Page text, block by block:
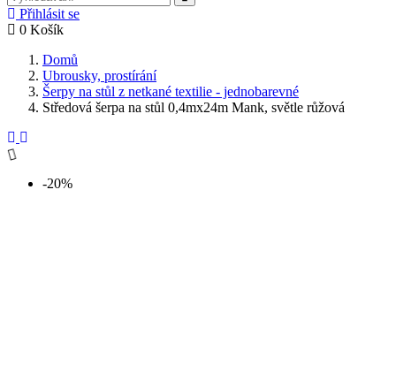
Přihlásit se
0 Košík
Domů
Ubrousky, prostírání
Šerpy na stůl z netkané textilie - jednobarevné
Středová šerpa na stůl 0,4mx24m Mank, světle růžová
-20%